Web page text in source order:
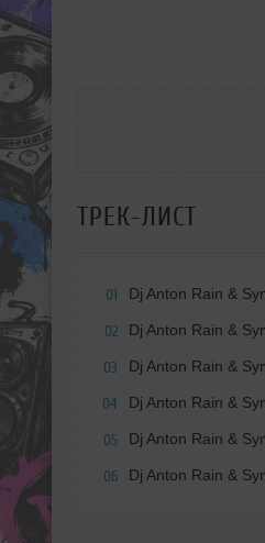
ТРЕК-ЛИСТ
01 Dj Anton Rain &
02 Dj Anton Rain &
03 Dj Anton Rain &
04 Dj Anton Rain &
05 Dj Anton Rain &
06 Dj Anton Rain &